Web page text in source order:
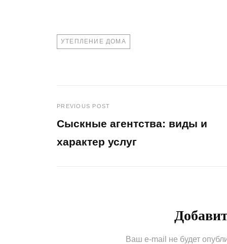
TAGS
УТЕПЛЕНИЕ ДОМА
Навигация
по
PREVIOUS POST
Сыскные агентства: виды и
характер услуг
Ваш e-mail не будет